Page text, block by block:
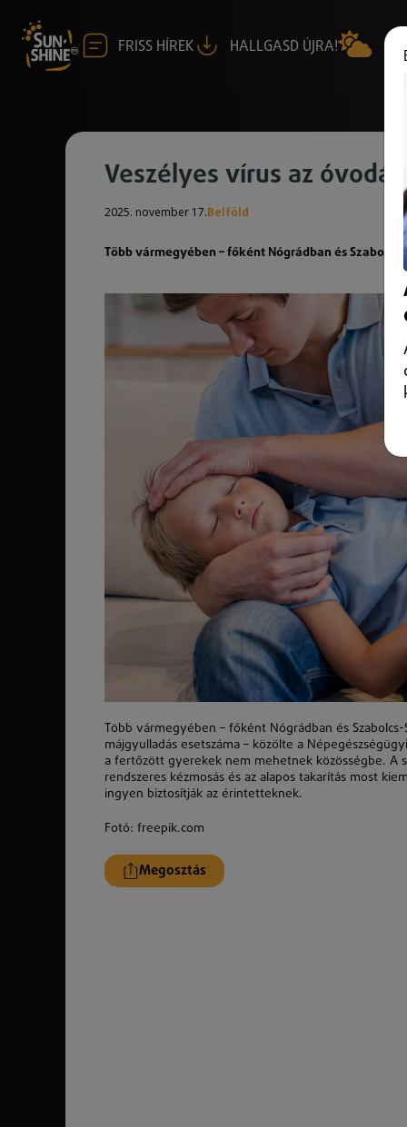
FRISS HÍREK HALLGASD ÚJRA!
Veszélyes vírus az
2025. november 17.Belföld
Több vármegyében – főként Nógrádban és
Több vármegyében – főként Nógrádban és
májgyulladás esetszáma – közölte a
a fertőzött gyerekek nem mehetnek közösségbe. A
rendszeres kézmosás és az alapos takarítás most
ingyen biztosítják az érintetteknek.
Fotó: freepik.com
Megosztás